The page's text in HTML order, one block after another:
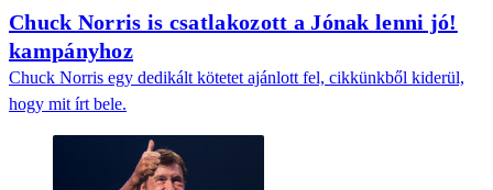
Chuck Norris is csatlakozott a Jónak lenni jó!
kampányhoz
Chuck Norris egy dedikált kötetet ajánlott fel, cikkünkből kiderül,
hogy mit írt bele.